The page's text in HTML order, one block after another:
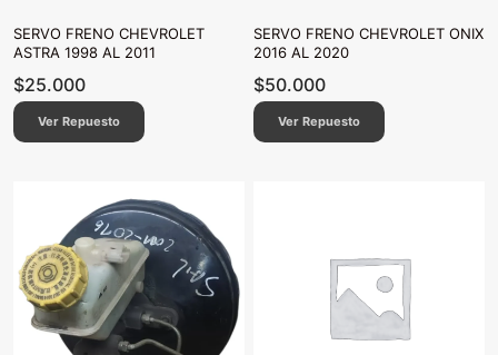
SERVO FRENO CHEVROLET
ASTRA 1998 AL 2011
$25.000
Ver Repuesto
SERVO FRENO CHEVROLET ONIX
2016 AL 2020
$50.000
Ver Repuesto